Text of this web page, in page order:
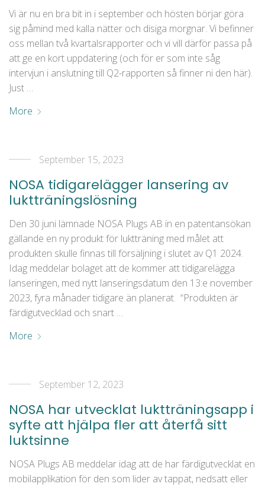
Vi är nu en bra bit in i september och hösten börjar göra
sig påmind med kalla nätter och disiga morgnar. Vi befinner
oss mellan två kvartalsrapporter och vi vill därför passa på
att ge en kort uppdatering (och för er som inte såg
intervjun i anslutning till Q2-rapporten så finner ni den här).
Just …
More
September 15, 2023
NOSA tidigarelägger lansering av
luktträningslösning
Den 30 juni lämnade NOSA Plugs AB in en patentansökan
gällande en ny produkt för luktträning med målet att
produkten skulle finnas till försäljning i slutet av Q1 2024.
Idag meddelar bolaget att de kommer att tidigarelägga
lanseringen, med nytt lanseringsdatum den 13:e november
2023, fyra månader tidigare än planerat. “Produkten är
färdigutvecklad och snart …
More
September 12, 2023
NOSA har utvecklat luktträningsapp i
syfte att hjälpa fler att återfå sitt
luktsinne
NOSA Plugs AB meddelar idag att de har färdigutvecklat en
mobilapplikation för den som lider av tappat, nedsatt eller